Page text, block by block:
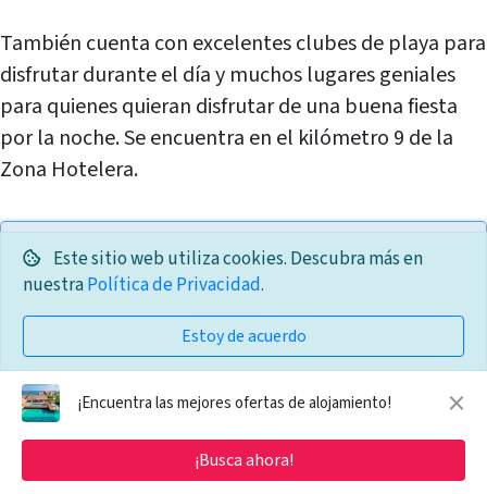
También cuenta con excelentes clubes de playa para
disfrutar durante el día y muchos lugares geniales
para quienes quieran disfrutar de una buena fiesta
por la noche. Se encuentra en el kilómetro 9 de la
Zona Hotelera.
Alquiler de coches en México
Con Rental Cars puedes comparar y rentar la
mejor alternativa para explorar lo mejor de
México.
¡Haz clic ahora y elige la opción que más se
adapte a tu presupuesto!
¡Encuentra las mejores ofertas de alojamiento! ×
¡Busca ahora!
Este sitio web utiliza cookies. Descubra más en
nuestraPolítica de Privacidad.
Estoy de acuerdo